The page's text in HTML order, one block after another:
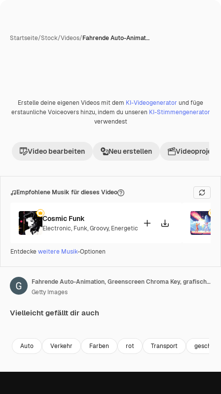
Startseite/Stock/Videos/Fahrende Auto-Animat…
Premium
Erstelle deine eigenen Videos mit dem KI-Videogenerator und füge
erstaunliche Voiceovers hinzu, indem du unseren KI-Stimmengenerator
verwendest
Video bearbeiten Neu erstellen Videoprojekt
Empfohlene Musik für dieses Video
Cosmic Funk
Electronic, Funk,Groovy, Energetic
Entdeckeweitere Musik-Optionen
Fahrende Auto-Animation, Greenscreen Chroma Key, grafisches Quellelement
Getty Images
Vielleicht gefällt dir auch
Auto Verkehr Farben rot Transport geschäft